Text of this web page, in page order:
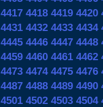
4417 4418 4419 4420
4431 4432 4433 4434
4445 4446 4447 4448
4459 4460 4461 4462
4473 4474 4475 4476
4487 4488 4489 4490
4501 4502 4503 4504